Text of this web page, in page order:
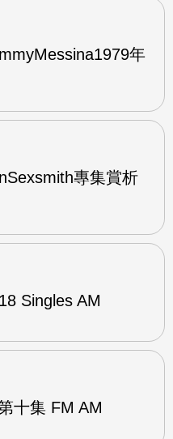
年
專集賞析
Singles AM
十集 FM AM